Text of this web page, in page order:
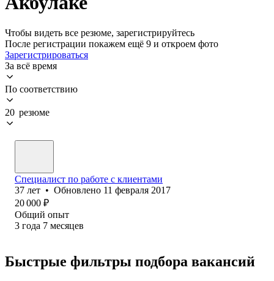
Чтобы видеть все резюме, зарегистрируйтесь
После регистрации покажем ещё 9 и откроем фото
Зарегистрироваться
За всё время
По соответствию
20 резюме
Специалист по работе с клиентами
37 лет • Обновлено 11 февраля 2017
20 000 ₽
Общий опыт
3 года 7 месяцев
Быстрые фильтры подбора вакансий